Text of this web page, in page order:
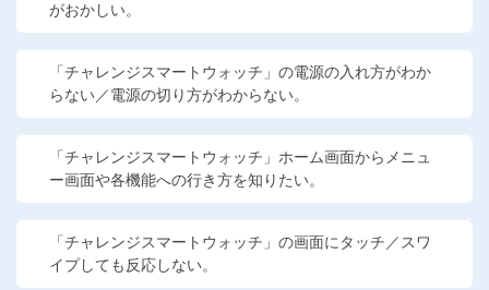
他の講座のよくある質問・手続きはこちら
こどもちゃれんじ
進研ゼミ 中学講座 中高一貫
がおかしい。
「チャレンジスマートウォッチ」の電源の入れ方がわか
らない／電源の切り方がわからない。
「チャレンジスマートウォッチ」ホーム画面からメニュ
ー画面や各機能への行き方を知りたい。
「チャレンジスマートウォッチ」の画面にタッチ／スワ
イプしても反応しない。